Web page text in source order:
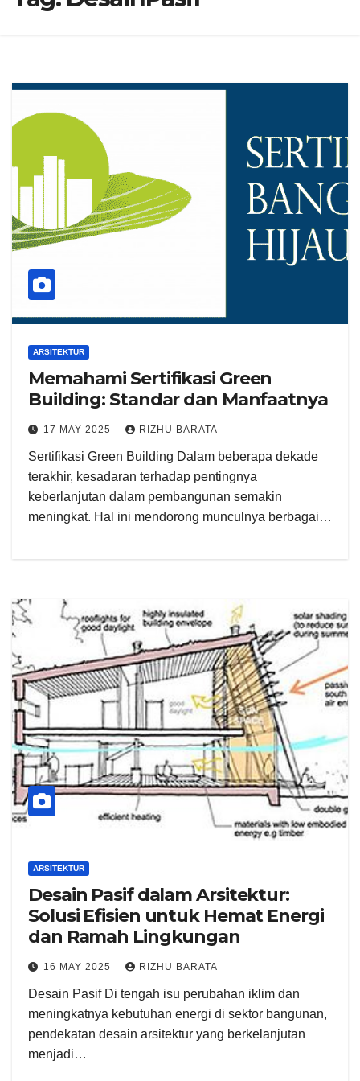
ARSITEKTUR
Memahami Sertifikasi Green
Building: Standar dan Manfaatnya
17 MAY 2025 RIZHU BARATA
Sertifikasi Green Building Dalam beberapa dekade
terakhir, kesadaran terhadap pentingnya
keberlanjutan dalam pembangunan semakin
meningkat. Hal ini mendorong munculnya berbagai…
ARSITEKTUR
Desain Pasif dalam Arsitektur:
Solusi Efisien untuk Hemat Energi
dan Ramah Lingkungan
16 MAY 2025 RIZHU BARATA
Desain Pasif Di tengah isu perubahan iklim dan
meningkatnya kebutuhan energi di sektor bangunan,
pendekatan desain arsitektur yang berkelanjutan
menjadi…